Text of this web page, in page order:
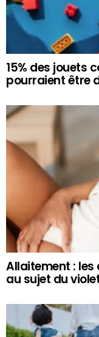
15% des jouets
pourraient être
Allaitement :
au sujet du